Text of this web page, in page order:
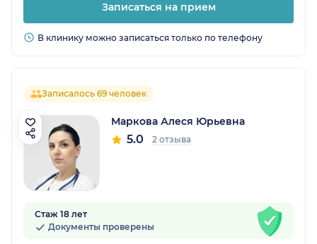
Записаться на прием
В клинику можно записаться только по телефону
Записалось 69 человек
Маркова Алеся Юрьевна
5.0 2 отзыва
Стаж 18 лет
Документы проверены